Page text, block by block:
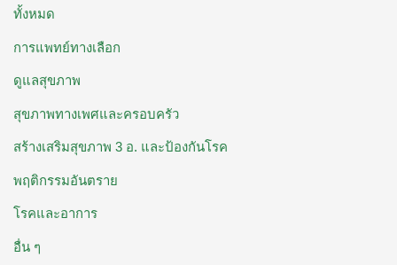
ทั้งหมด
การแพทย์ทางเลือก
ดูแลสุขภาพ
สุขภาพทางเพศและครอบครัว
สร้างเสริมสุขภาพ 3 อ. และป้องกันโรค
พฤติกรรมอันตราย
โรคและอาการ
อื่น ๆ